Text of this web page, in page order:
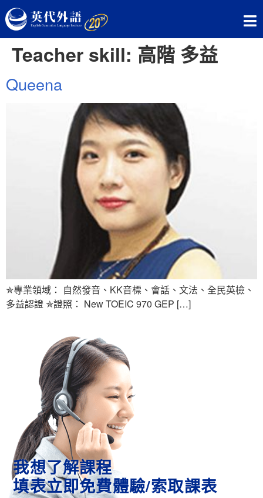
Teacher skill: 高階 多益
Queena
✯專業領域： 自然發音、KK音標、會話、文法、全民英檢、
多益認證 ✯證照： New TOEIC 970 GEP […]
我想了解課程
填表立即免費體驗/索取課表